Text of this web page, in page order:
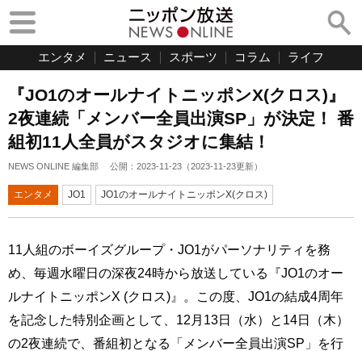
エンタメ ニュース スポーツ コラム ライフ
『JO1のオールナイトニッポンX(クロス)』
2夜連続「メンバー全員出演SP」が決定！ 番
組初11人全員がスタジオに集結！
NEWS ONLINE 編集部 公開： 2023-11-23 （2023-11-23更新）
エンタメ JO1 JO1のオールナイトニッポンX(クロス)
11人組のボーイズグループ・JO1がパーソナリティを務
め、毎週水曜日の深夜24時から放送している『JO1のオー
ルナイトニッポンX (クロス)』。この度、JO1の結成4周年
を記念した特別企画として、12月13日（水）と14日（木）
の2夜連続で、番組初となる「メンバー全員出演SP」を行